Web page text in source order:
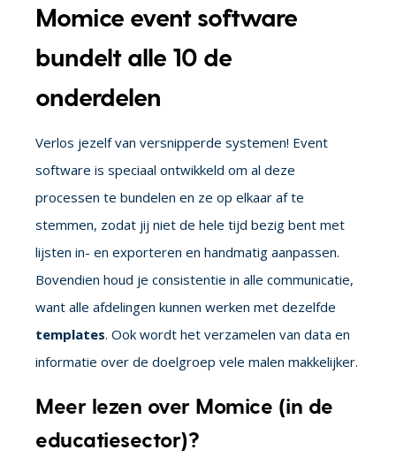
Momice event software
bundelt alle 10 de
onderdelen
Verlos jezelf van versnipperde systemen! Event
software is speciaal ontwikkeld om al deze
processen te bundelen en ze op elkaar af te
stemmen, zodat jij niet de hele tijd bezig bent met
lijsten in- en exporteren en handmatig aanpassen.
Bovendien houd je consistentie in alle communicatie,
want alle afdelingen kunnen werken met dezelfde
templates. Ook wordt het verzamelen van data en
informatie over de doelgroep vele malen makkelijker.
Meer lezen over Momice (in de
educatiesector)?